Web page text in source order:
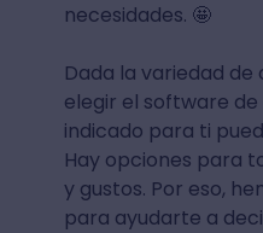
necesidades. 🤩
Dada la variedad de
elegir el software
indicado para ti
Hay opciones para
y gustos. Por eso,
para ayudarte a